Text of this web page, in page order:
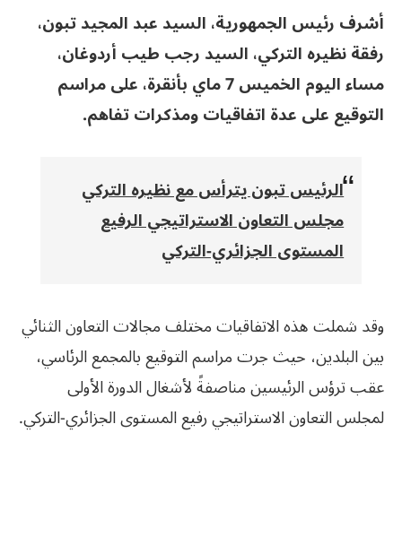
أشرف رئيس الجمهورية، السيد عبد المجيد تبون،
رفقة نظيره التركي، السيد رجب طيب أردوغان،
مساء اليوم الخميس 7 ماي بأنقرة، على مراسم
التوقيع على عدة اتفاقيات ومذكرات تفاهم.
الرئيس تبون يترأس مع نظيره التركي
مجلس التعاون الاستراتيجي الرفيع
المستوى الجزائري-التركي
وقد شملت هذه الاتفاقيات مختلف مجالات التعاون الثنائي
بين البلدين، حيث جرت مراسم التوقيع بالمجمع الرئاسي،
عقب ترؤس الرئيسين مناصفةً لأشغال الدورة الأولى
لمجلس التعاون الاستراتيجي رفيع المستوى الجزائري-التركي.